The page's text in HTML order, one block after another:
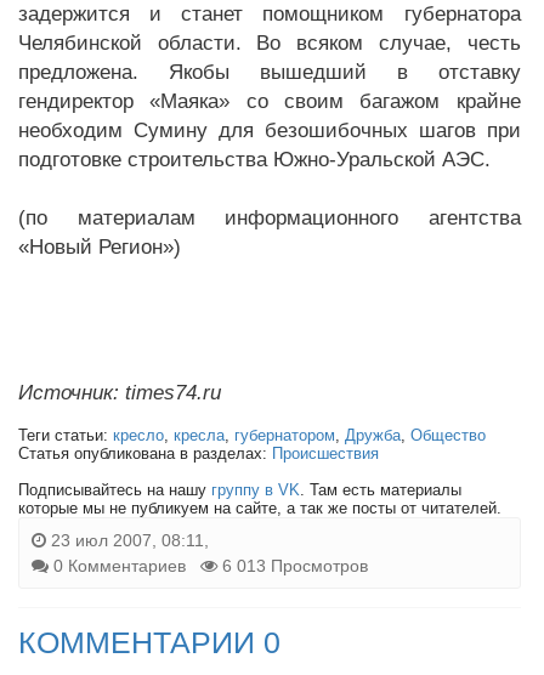
задержится и станет помощником губернатора
Челябинской области. Во всяком случае, честь
предложена. Якобы вышедший в отставку
гендиректор «Маяка» со своим багажом крайне
необходим Сумину для безошибочных шагов при
подготовке строительства Южно-Уральской АЭС.
(по материалам информационного агентства
«Новый Регион»)
Источник: times74.ru
Теги статьи: кресло, кресла, губернатором, Дружба, Общество
Статья опубликована в разделах: Происшествия
Подписывайтесь на нашу группу в VK. Там есть материалы
которые мы не публикуем на сайте, а так же посты от читателей.
23 июл 2007, 08:11,
0 Комментариев
6 013 Просмотров
КОММЕНТАРИИ 0